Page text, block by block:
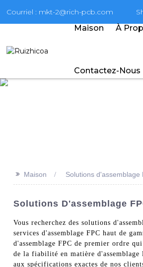
Courriel : mkt-2@rich-pcb.com
Maison À
Contactez-Nous
>> Maison Solutions d'assemblage
Solutions D'assemblage
Vous recherchez des solutions
services d'assemblage FPC haut de
d'assemblage FPC de premier ordre
de la fiabilité en matière d'assemblage
aux spécifications exactes de nos